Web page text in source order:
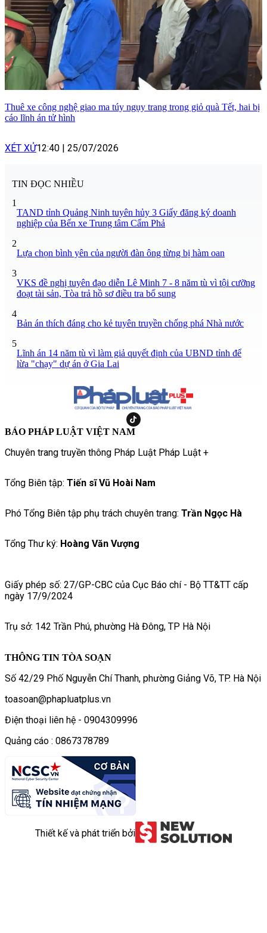
Thuê xe công nghệ giao ma túy ngụy trang trong giỏ quà Tết, hai bị
cáo lĩnh án tử hình
XÉT XỬ12:40 | 25/07/2026
TIN ĐỌC NHIỀU
1
TAND tỉnh Quảng Ninh tuyên hủy 3 Giấy đăng ký doanh
nghiệp của Bến xe Trung tâm Cẩm Phả
2
Lựa chọn bình yên của người đàn ông từng bị hàm oan
3
VKS đề nghị tuyên đạo diễn Lê Minh 7 - 8 năm tù vì tội cưỡng
đoạt tài sản, Tòa trả hồ sơ điều tra bổ sung
4
Bản án thích đáng cho kẻ tuyên truyền chống phá Nhà nước
5
Lĩnh án 14 năm tù vì làm giả quyết định của UBND tỉnh để
lừa "chạy" dự án ở Gia Lai
BÁO PHÁP LUẬT VIỆT NAM
Chuyên trang truyền thông Pháp Luật Pháp Luật +
Tổng Biên tập: Tiến sĩ Vũ Hoài Nam
Phó Tổng Biên tập phụ trách chuyên trang: Trần Ngọc Hà
Tổng Thư ký: Hoàng Văn Vượng
Giấy phép số: 27/GP-CBC của Cục Báo chí - Bộ TT&TT cấp
ngày 17/9/2024
Trụ sở: 142 Trần Phú, phường Hà Đông, TP Hà Nội
THÔNG TIN TÒA SOẠN
Số 42/29 Phố Nguyễn Chí Thanh, phường Giảng Võ, TP. Hà Nội
toasoan@phapluatplus.vn
Điện thoại liên hệ - 0904309996
Quảng cáo : 0867378789
Thiết kế và phát triển bởi